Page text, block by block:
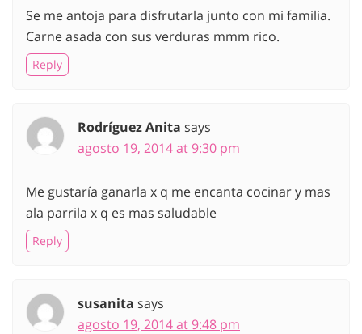
Se me antoja para disfrutarla junto con mi familia.
Carne asada con sus verduras mmm rico.
Reply
Rodríguez Anita says
agosto 19, 2014 at 9:30 pm
Me gustaría ganarla x q me encanta cocinar y mas
ala parrila x q es mas saludable
Reply
susanita says
agosto 19, 2014 at 9:48 pm